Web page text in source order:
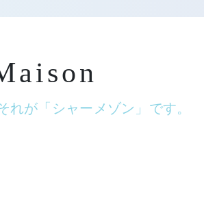
が「シャーメゾン」です。